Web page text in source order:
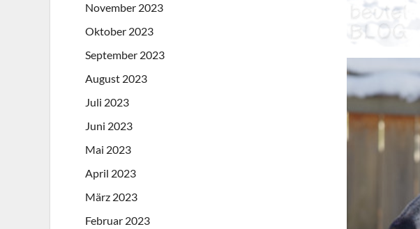
November 2023
Oktober 2023
September 2023
August 2023
Juli 2023
Juni 2023
Mai 2023
April 2023
März 2023
Februar 2023